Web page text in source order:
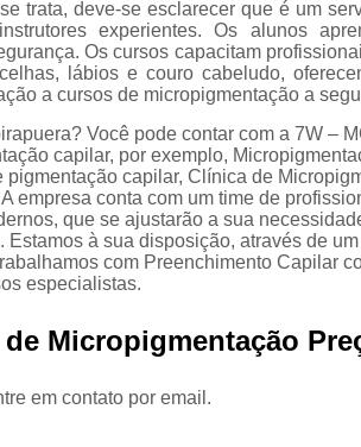
trata, deve-se esclarecer que é um
experientes. Os alunos
Os cursos capacitam
lábios e couro cabeludo,
a cursos de micropigmentação a
Você pode contar com a 7W –
capilar, por exemplo,
capilar, Clínica de
empresa conta com um time de
que se ajustarão a sua
à sua disposição, através de
com Preenchimento Capilar
especialistas.
Micropigmentação
em contato por email.